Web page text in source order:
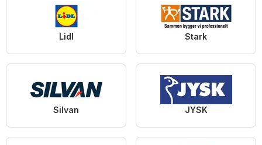
Lidl Stark
Silvan JYSK